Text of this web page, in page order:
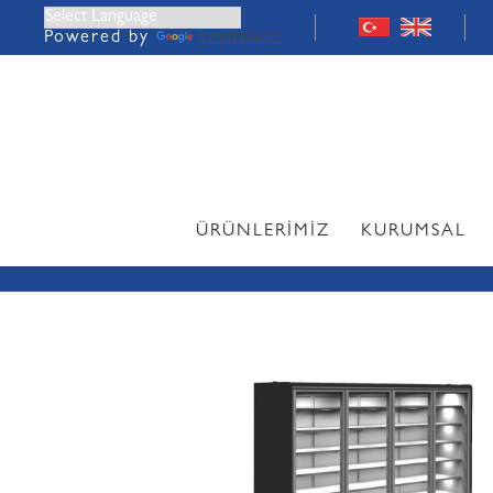
Powered by Translate
ÜRÜNLERİMİZ
(İçecek, Süt ve Süt
Ürünleri Teşhir
Servis Reyonları
ve Şarküteri Ürün
Reyonları)
KURUMSAL